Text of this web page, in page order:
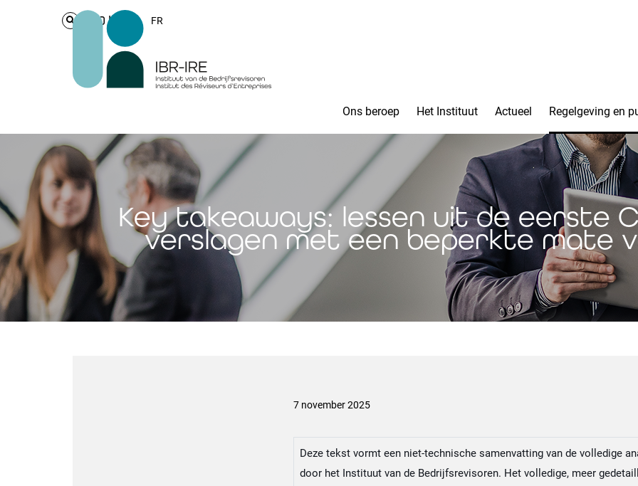
Login FR
Ons beroep Het Instituut Actueel Regelgeving en
Key takeaways: lessen uit de eerste
verslagen met een beperkte mate
7 november 2025
Deze tekst vormt een niet-technische samenvatting van de volledige
door het Instituut van de Bedrijfsrevisoren. Het volledige, meer